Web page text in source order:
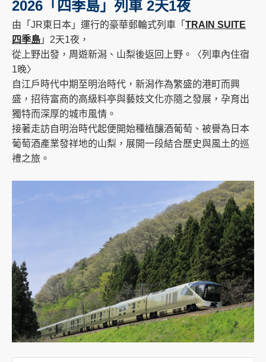
2026「四季島」列車 2天1夜
由「JR東日本」運行的豪華郵輪式列車「 TRAIN SUITE
四季島 」2天1夜，
從上野出發，周遊新潟、山梨後返回上野。〈列車內住宿
1晚〉
自江戶時代中期至明治時代，新潟作為繁盛的港町而興
盛，招待富商的高級料亭與藝妓文化亦隨之發展，孕育出
獨特而深厚的城市風情。
接著走訪自明治時代起便開始種植釀酒葡萄、被譽為日本
葡萄酒產業發祥地的山梨，展開一段結合歷史與風土的巡
禮之旅。